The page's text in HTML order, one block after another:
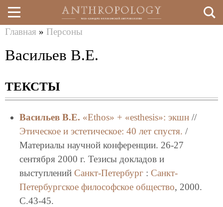
Перейти
к
содержанию
здесь
Главная » Персоны
Васильев В.Е.
ТЕКСТЫ
Васильев В.Е. «Еthos» + «esthesis»: экшн//
Этическое и эстетическое: 40 лет спустя. /
Материалы научной конференции. 26-27
сентября 2000 г. Тезисы докладов и
выступлений Санкт-Петербург: Санкт-
Петербургское философское общество, 2000.
C.43-45.